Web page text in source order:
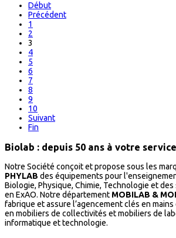
Début
Précédent
1
2
3
4
5
6
7
8
9
10
Suivant
Fin
Biolab : depuis 50 ans à votre
Notre Société conçoit et propose sous les
PHYLAB des équipements pour
Biologie, Physique, Chimie, Technologie et
en ExAO. Notre département MOBILAB &
fabrique et assure l’agencement clés en
en mobiliers de collectivités et mobiliers de
informatique et technologie.